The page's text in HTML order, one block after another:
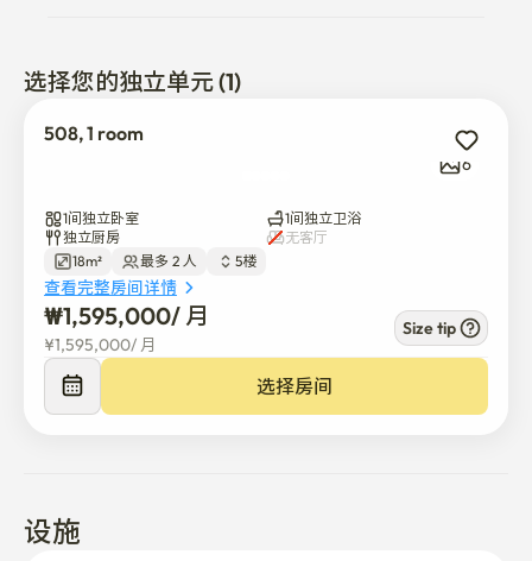
选择您的独立单元 (1)
508, 1 room
6
1间独立卧室
1间独立卫浴
独立厨房
无客厅
18m²
最多 2 人 5楼
查看完整房间详情
₩1,595,000/ 月
¥1,595,000/ 月
Size tip
选择房间
设施